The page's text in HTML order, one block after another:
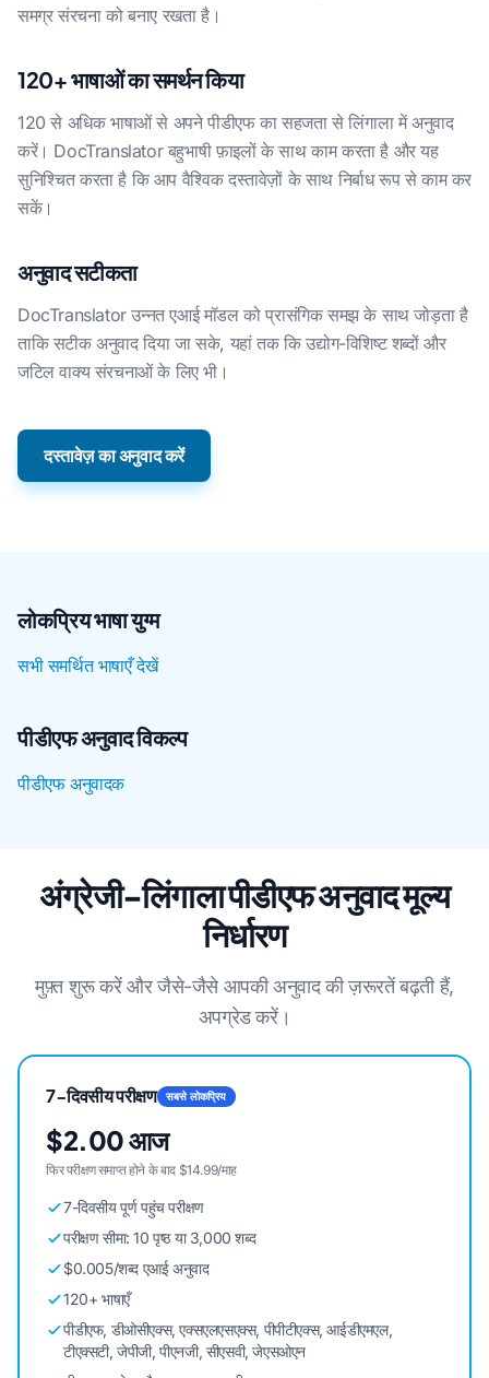
समग्र संरचना को बनाए रखता है।
120+ भाषाओं का समर्थन किया
120 से अधिक भाषाओं से अपने पीडीएफ का सहजता से लिंगाला में अनुवाद
करें। DocTranslator बहुभाषी फ़ाइलों के साथ काम करता है और यह
सुनिश्चित करता है कि आप वैश्विक दस्तावेज़ों के साथ निर्बाध रूप से काम कर
सकें।
अनुवाद सटीकता
DocTranslator उन्नत एआई मॉडल को प्रासंगिक समझ के साथ जोड़ता है
ताकि सटीक अनुवाद दिया जा सके, यहां तक कि उद्योग-विशिष्ट शब्दों और
जटिल वाक्य संरचनाओं के लिए भी।
दस्तावेज़ का अनुवाद करें
लोकप्रिय भाषा युग्म
सभी समर्थित भाषाएँ देखें
पीडीएफ अनुवाद विकल्प
पीडीएफ अनुवादक
अंग्रेजी-लिंगाला पीडीएफ अनुवाद मूल्य
निर्धारण
मुफ़्त शुरू करें और जैसे-जैसे आपकी अनुवाद की ज़रूरतें बढ़ती हैं,
अपग्रेड करें।
7-दिवसीय परीक्षण सबसे लोकप्रिय
$2.00 आज
फिर परीक्षण समाप्त होने के बाद $14.99/माह
7-दिवसीय पूर्ण पहुंच परीक्षण
परीक्षण सीमा: 10 पृष्ठ या 3,000 शब्द
$0.005/शब्द एआई अनुवाद
120+ भाषाएँ
पीडीएफ, डीओसीएक्स, एक्सएलएसएक्स, पीपीटीएक्स, आईडीएमएल,
टीएक्सटी, जेपीजी, पीएनजी, सीएसवी, जेएसओएन